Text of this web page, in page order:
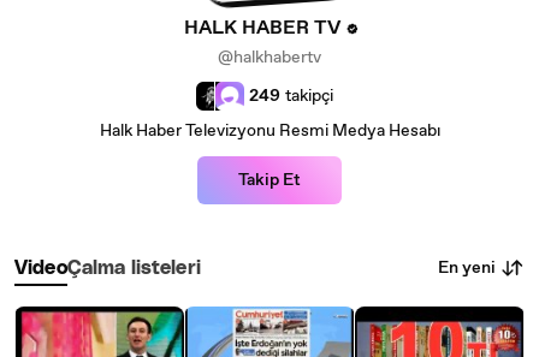
HALK HABER TV
@halkhabertv
249 takipçi
Halk Haber Televizyonu Resmi Medya Hesabı
Takip Et
VideoÇalma listeleri En yeni